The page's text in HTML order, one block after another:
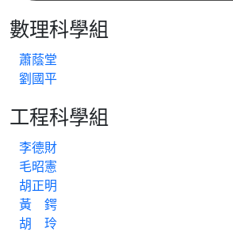
數理科學組
蕭蔭堂
劉國平
工程科學組
李德財
毛昭憲
胡正明
黃 鍔
胡 玲